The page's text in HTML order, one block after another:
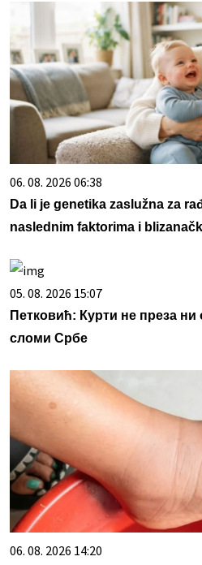
06. 08. 2026 06:38
Da li je genetika zaslužna za
naslednim faktorima i
05. 08. 2026 15:07
Петковић: Курти не преза
сломи Србе
06. 08. 2026 14:20